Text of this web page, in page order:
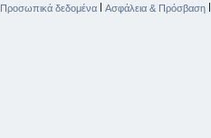
Προσωπικά δεδομένα | Ασφάλεια & Πρόσβαση